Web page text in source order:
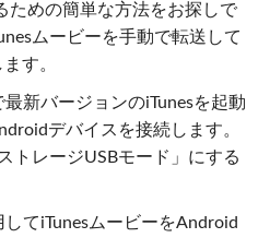
ための簡単な方法をお探しで
ムービーを手動で転送して
す。
新バージョンのiTunesを起動
デバイスを接続します。
トレージUSBモード」にする
てiTunesムービーをAndroid